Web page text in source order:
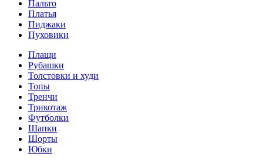
Пальто
Платья
Пиджаки
Пуховики
Плащи
Рубашки
Толстовки и худи
Топы
Тренчи
Трикотаж
Футболки
Шапки
Шорты
Юбки